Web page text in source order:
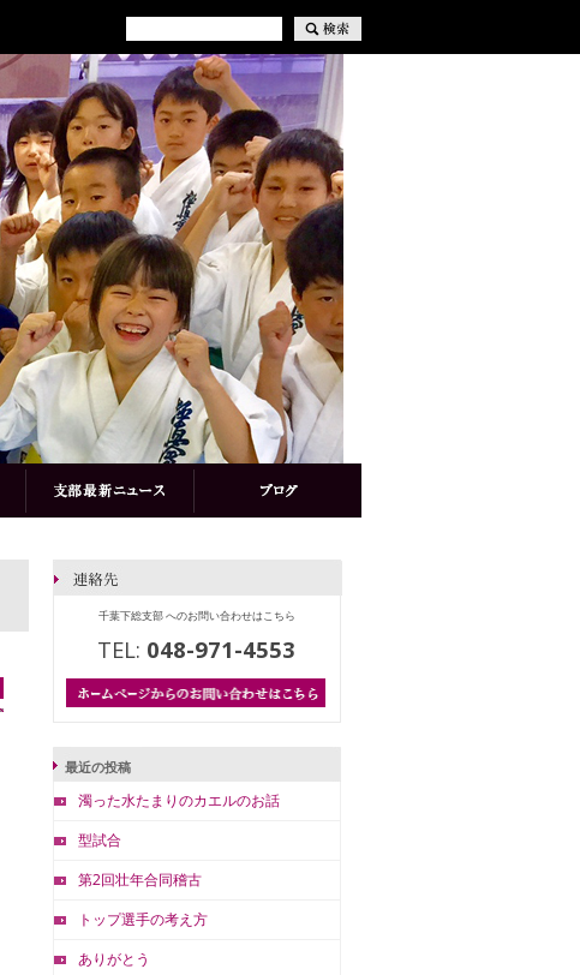
千葉下総支部 へのお問い合わせはこちら
TEL: 048-971-4553
最近の投稿
濁った水たまりのカエルのお話
型試合
第2回壮年合同稽古
トップ選手の考え方
ありがとう